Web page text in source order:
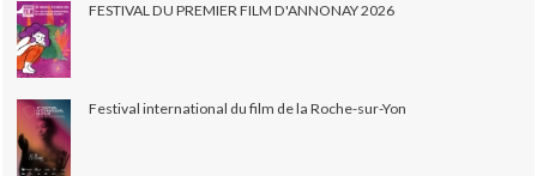
FESTIVAL DU PREMIER FILM D'ANNONAY 2026
Festival international du film de la Roche-sur-Yon